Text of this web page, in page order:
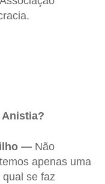
Anistia?
— Não
apenas uma
qual se faz